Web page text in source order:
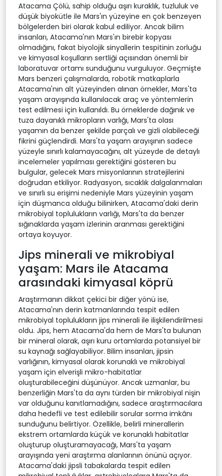
Atacama Çölü, sahip olduğu aşırı kuraklık, tuzluluk ve
düşük biyokütle ile Mars'ın yüzeyine en çok benzeyen
bölgelerden biri olarak kabul ediliyor. Ancak bilim
insanları, Atacama'nın Mars'ın birebir kopyası
olmadığını, fakat biyolojik sinyallerin tespitinin zorluğu
ve kimyasal koşulların sertliği açısından önemli bir
laboratuvar ortamı sunduğunu vurguluyor. Geçmişte
Mars benzeri çalışmalarda, robotik matkaplarla
Atacama'nın alt yüzeyinden alınan örnekler, Mars'ta
yaşam arayışında kullanılacak araç ve yöntemlerin
test edilmesi için kullanıldı. Bu örneklerde dağınık ve
tuza dayanıklı mikropların varlığı, Mars'ta olası
yaşamın da benzer şekilde parçalı ve gizli olabileceği
fikrini güçlendirdi. Mars'ta yaşam arayışının sadece
yüzeyle sınırlı kalamayacağını, alt yüzeyde de detaylı
incelemeler yapılması gerektiğini gösteren bu
bulgular, gelecek Mars misyonlarının stratejilerini
doğrudan etkiliyor. Radyasyon, sıcaklık dalgalanmaları
ve sınırlı su erişimi nedeniyle Mars yüzeyinin yaşam
için düşmanca olduğu bilinirken, Atacama'daki derin
mikrobiyal toplulukların varlığı, Mars'ta da benzer
sığınaklarda yaşam izlerinin aranması gerektiğini
ortaya koyuyor.
Jips minerali ve mikrobiyal
yaşam: Mars ile Atacama
arasındaki kimyasal köprü
Araştırmanın dikkat çekici bir diğer yönü ise,
Atacama'nın derin katmanlarında tespit edilen
mikrobiyal toplulukların jips minerali ile ilişkilendirilmesi
oldu. Jips, hem Atacama'da hem de Mars'ta bulunan
bir mineral olarak, aşırı kuru ortamlarda potansiyel bir
su kaynağı sağlayabiliyor. Bilim insanları, jipsin
varlığının, kimyasal olarak korunaklı ve mikrobiyal
yaşam için elverişli mikro-habitatlar
oluşturabileceğini düşünüyor. Ancak uzmanlar, bu
benzerliğin Mars'ta da aynı türden bir mikrobiyal nişin
var olduğunu kanıtlamadığını, sadece araştırmacılara
daha hedefli ve test edilebilir sorular sorma imkânı
sunduğunu belirtiyor. Özellikle, belirli minerallerin
ekstrem ortamlarda küçük ve korunaklı habitatlar
oluşturup oluşturamayacağı, Mars'ta yaşam
arayışında yeni araştırma alanlarının önünü açıyor.
Atacama'daki jipsli tabakalarda tespit edilen